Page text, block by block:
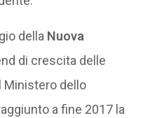
della Nuova
di crescita delle
Ministero dello
a fine 2017 la